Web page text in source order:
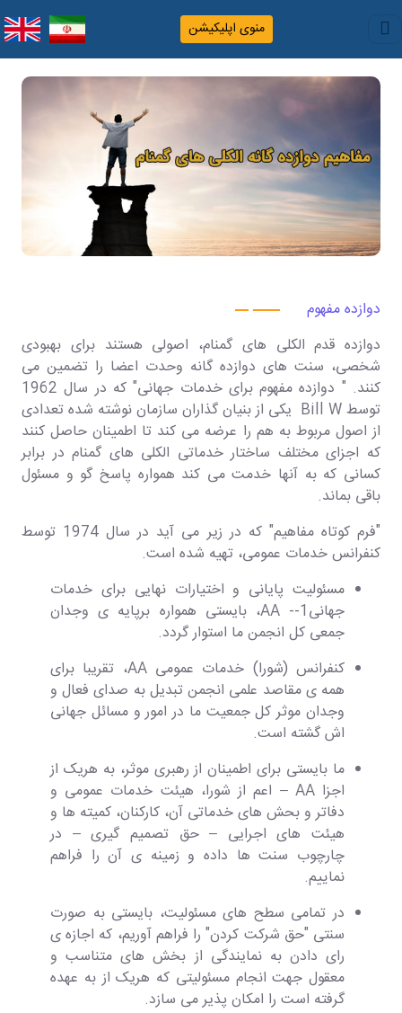
منوی اپلیکیشن
دوازده مفهوم
دوازده قدم الکلی های گمنام، اصولی هستند برای بهبودی
شخصی، سنت های دوازده گانه وحدت اعضا را تضمین می
کنند. " دوازده مفهوم برای خدمات جهانی" که در سال 1962
توسط Bill W یکی از بنیان گذاران سازمان نوشته شده تعدادی
از اصول مربوط به هم را عرضه می کند تا اطمینان حاصل کنند
که اجزای مختلف ساختار خدماتی الکلی های گمنام در برابر
کسانی که به آنها خدمت می کند همواره پاسخ گو و مسئول
باقی بماند.
"فرم کوتاه مفاهیم" که در زیر می آید در سال 1974 توسط
کنفرانس خدمات عمومی، تهیه شده است.
مسئولیت پایانی و اختیارات نهایی برای خدمات
جهانی1-- AA، بایستی همواره برپایه ی وجدان
جمعی کل انجمن ما استوار گردد.
کنفرانس (شورا) خدمات عمومی AA، تقریبا برای
همه ی مقاصد علمی انجمن تبدیل به صدای فعال و
وجدان موثر کل جمعیت ما در امور و مسائل جهانی
اش گشته است.
ما بایستی برای اطمینان از رهبری موثر، به هریک از
اجزا AA – اعم از شورا، هیئت خدمات عمومی و
دفاتر و بحش های خدماتی آن، کارکنان، کمیته ها و
هیئت های اجرایی – حق تصمیم گیری – در
چارچوب سنت ها داده و زمینه ی آن را فراهم
نماییم.
در تمامی سطح های مسئولیت، بایستی به صورت
سنتی "حق شرکت کردن" را فراهم آوریم، که اجازه ی
رای دادن به نمایندگی از بخش های متناسب و
معقول جهت انجام مسئولیتی که هریک از به عهده
گرفته است را امکان پذیر می سازد.